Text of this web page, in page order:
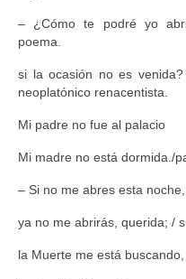
– ¿Cómo te podré yo
poema.
si la ocasión no es
neoplatónico renacentista.
Mi padre no fue al palacio
Mi madre no está dormida./
– Si no me abres esta noche,
ya no me abrirás, querida; /
la Muerte me está buscando,